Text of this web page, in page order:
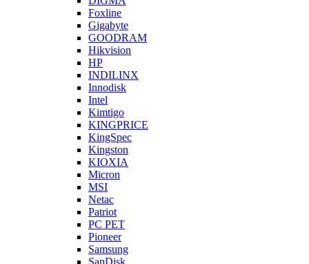
Foxline
Gigabyte
GOODRAM
Hikvision
HP
INDILINX
Innodisk
Intel
Kimtigo
KINGPRICE
KingSpec
Kingston
KIOXIA
Micron
MSI
Netac
Patriot
PC PET
Pioneer
Samsung